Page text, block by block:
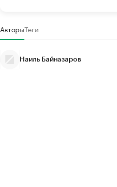
АвторыТеги
Наиль Байназаров